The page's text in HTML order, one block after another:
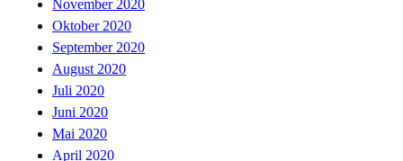
November 2020
Oktober 2020
September 2020
August 2020
Juli 2020
Juni 2020
Mai 2020
April 2020